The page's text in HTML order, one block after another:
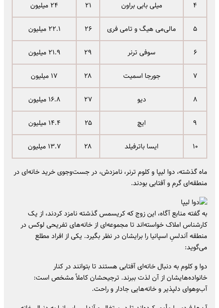
۴ میلی بابی براون ۲۱ ۲۴ میلیون
۵ مالی‌می هیگ و تامی فری ۲۶ ۲۲.۱ میلیون
۶ سوفی ترنر ۲۹ ۲۱.۹ میلیون
۷ جورجا اسمیت ۲۸ ۱۷ میلیون
۸ دیو ۲۷ ۱۶.۸ میلیون
۹ ایچ ۲۵ ۱۴.۴ میلیون
۱۰ ایسا باترفیلد ۲۸ ۱۳.۷ میلیون
ماه گذشته، دوا لیپا و کلوم ترنر، نامزدش، در جست‌وجوی خرید خانه‌ای در
منطقه‌ای گرم و آفتابی بودند.
به گفته‌ منابع آگاه، این زوج که کریسمس گذشته نامزد کردند، از یک
کارشناس املاک خواسته‌اند تا مجموعه‌ای از خانه‌های تفریحی لوکس در
منطقه آندلسِ اسپانیا را برایشان در نظر بگیرد. یکی از افراد مطلع
می‌گوید:
دوا و کلوم به دنبال خانه‌ای آفتابی هستند تا بتوانند در کنار
خانواده‌هایشان از آن لذت ببرند. ترجیحشان کاملاً مشخص است:
آب‌و‌هوای دلپذیر و خانه‌هایی جادار و راحت.